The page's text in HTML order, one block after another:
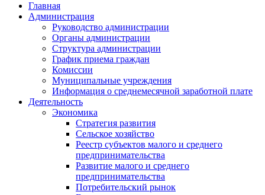
Главная
Администрация
Руководство администрации
Органы администрации
Структура администрации
График приема граждан
Комиссии
Муниципальные учреждения
Информация о среднемесячной заработной плате
Деятельность
Экономика
Стратегия развития
Сельское хозяйство
Реестр субъектов малого и среднего
предпринимательства
Развитие малого и среднего
предпринимательства
Потребительский рынок